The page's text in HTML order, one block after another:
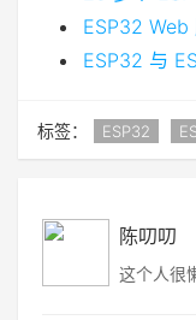
ESP32 Web
ESP32 与
标签： ESP32
陈叨叨
这个人很